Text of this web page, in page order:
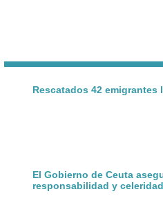
Rescatados 42
El Gobierno de Ceuta
responsabilidad y celeridad